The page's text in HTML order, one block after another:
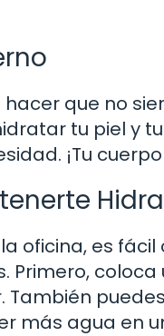
que no
tu piel y
¡Tu
oficina, es
Primero,
más agua en